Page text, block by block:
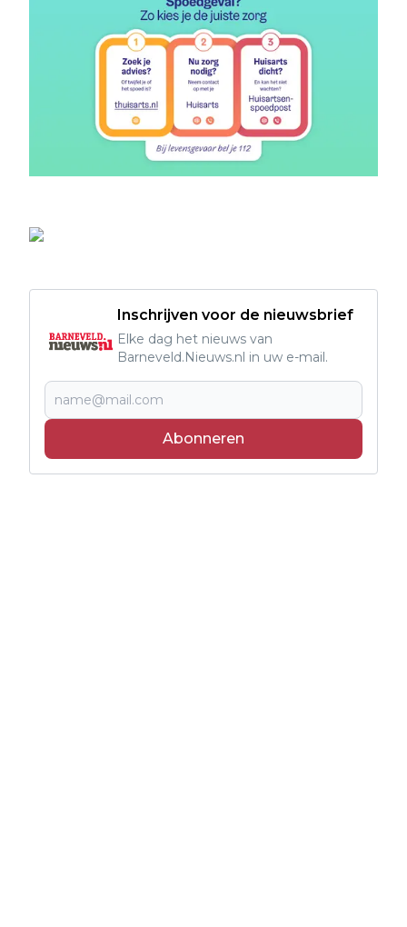
Inschrijven voor de nieuwsbrief
Elke dag het nieuws van
Barneveld.Nieuws.nl in uw e-mail.
Abonneren